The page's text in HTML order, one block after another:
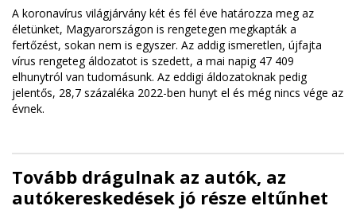
A koronavírus világjárvány két és fél éve határozza meg az
életünket, Magyarországon is rengetegen megkapták a
fertőzést, sokan nem is egyszer. Az addig ismeretlen, újfajta
vírus rengeteg áldozatot is szedett, a mai napig 47 409
elhunytról van tudomásunk. Az eddigi áldozatoknak pedig
jelentős, 28,7 százaléka 2022-ben hunyt el és még nincs vége az
évnek.
Tovább drágulnak az autók, az
autókereskedések jó része eltűnhet